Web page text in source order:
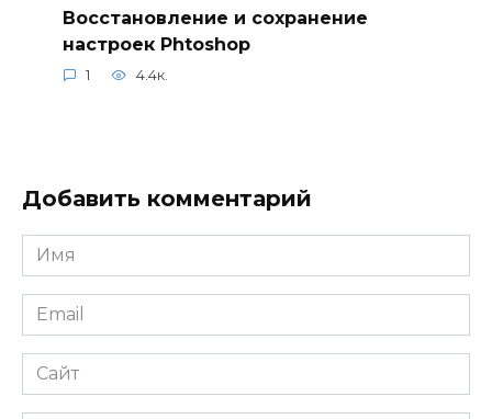
Восстановление и сохранение
настроек Phtoshop
1 4.4к.
Добавить комментарий
Имя
*
Email
*
Сайт